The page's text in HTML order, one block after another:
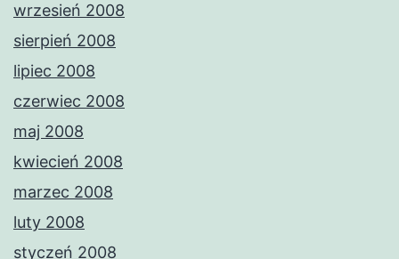
wrzesień 2008
sierpień 2008
lipiec 2008
czerwiec 2008
maj 2008
kwiecień 2008
marzec 2008
luty 2008
styczeń 2008